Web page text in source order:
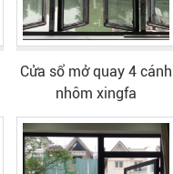
Cửa sổ mở quay 4 cánh
nhôm xingfa